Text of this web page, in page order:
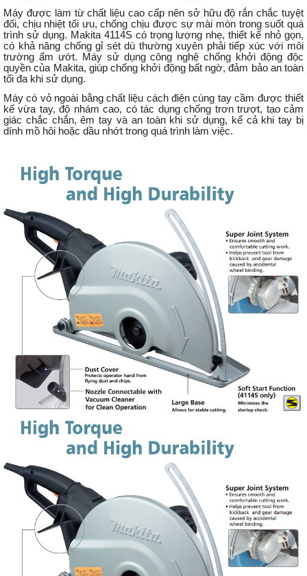
Máy được làm từ chất liệu cao cấp nên sở hữu độ rắn chắc tuyệt
đối, chịu nhiệt tối ưu, chống chịu được sự mài mòn trong suốt quá
trình sử dụng. Makita 4114S có trọng lượng nhẹ, thiết kế nhỏ gọn,
có khả năng chống gỉ sét dù thường xuyên phải tiếp xúc với môi
trường ẩm ướt. Máy sử dụng công nghệ chống khởi động độc
quyền của Makita, giúp chống khởi động bất ngờ, đảm bảo an toàn
tối đa khi sử dụng.
Máy có vỏ ngoài bằng chất liệu cách điện cùng tay cầm được thiết
kế vừa tay, độ nhám cao, có tác dụng chống trơn trượt, tạo cảm
giác chắc chắn, êm tay và an toàn khi sử dụng, kể cả khi tay bị
dính mồ hôi hoặc dầu nhớt trong quá trình làm việc.